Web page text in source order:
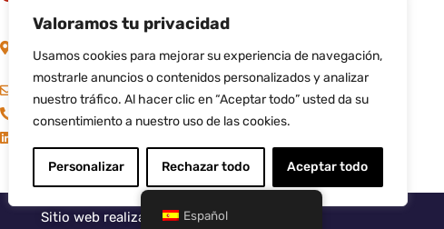
Valoramos tu privacidad
Usamos cookies para mejorar su experiencia de navegación,
mostrarle anuncios o contenidos personalizados y analizar
nuestro tráfico. Al hacer clic en “Aceptar todo” usted da su
consentimiento a nuestro uso de las cookies.
Personalizar Rechazar todo Aceptar todo
C/ Riera de Palau, 36 - 38, nave 10,
08740, Sant Andreu de la Barca,
Barcelona
info@flamtec.es
+34 937 06 00 52
Sitio web realizado porLiderLogo
Español